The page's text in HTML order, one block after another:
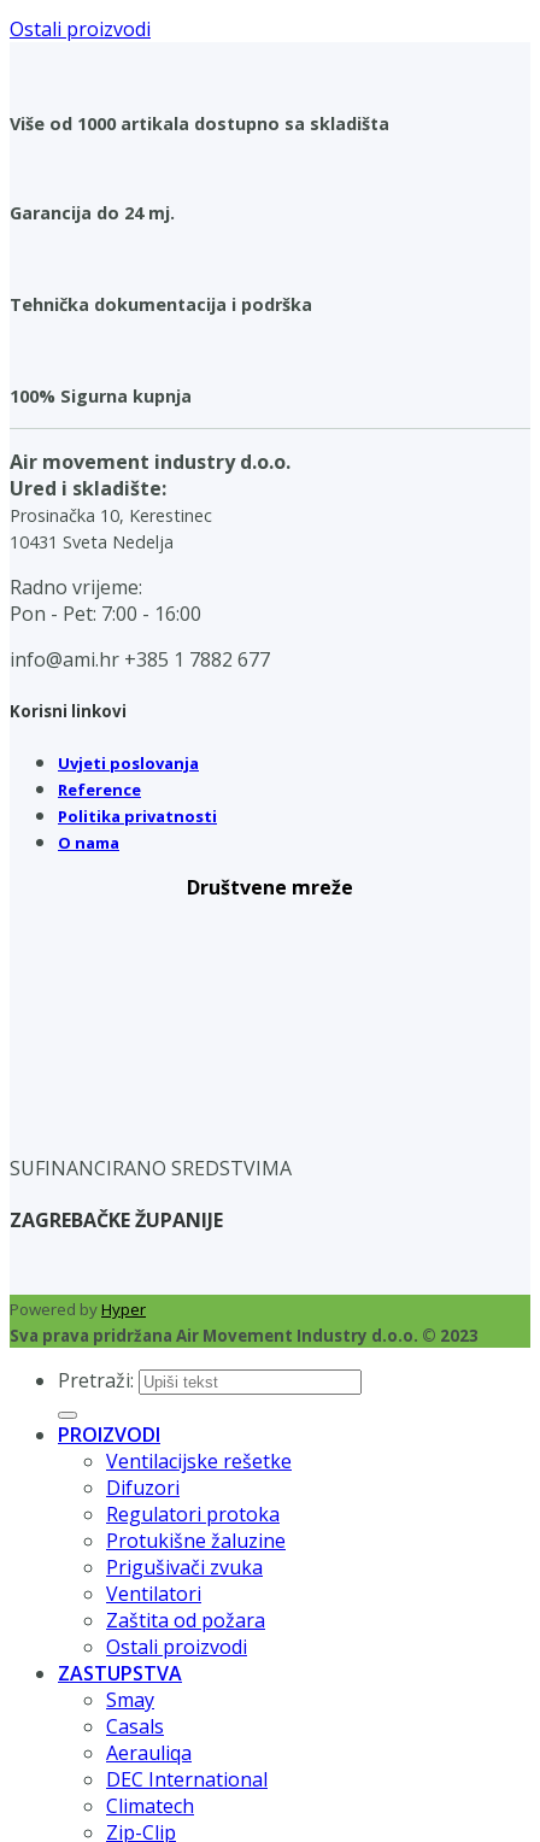
Ostali proizvodi
Više od 1000 artikala dostupno sa skladišta
Garancija do 24 mj.
Tehnička dokumentacija i podrška
100% Sigurna kupnja
Air movement industry d.o.o.
Ured i skladište:
Prosinačka 10, Kerestinec
10431 Sveta Nedelja
Radno vrijeme:
Pon - Pet: 7:00 - 16:00
info@ami.hr +385 1 7882 677
Korisni linkovi
Uvjeti poslovanja
Reference
Politika privatnosti
O nama
Društvene mreže
SUFINANCIRANO SREDSTVIMA
ZAGREBAČKE ŽUPANIJE
Powered byHyper
Sva prava pridržana Air Movement Industry d.o.o. © 2023
Pretraži:
PROIZVODI
Ventilacijske rešetke
Difuzori
Regulatori protoka
Protukišne žaluzine
Prigušivači zvuka
Ventilatori
Zaštita od požara
Ostali proizvodi
ZASTUPSTVA
Smay
Casals
Aerauliqa
DEC International
Climatech
Zip-Clip